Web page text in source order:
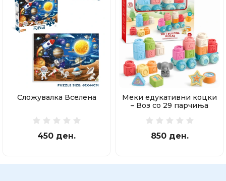
Сложувалка Вселена
450 ден.
Меки едукативни коцки
– Воз со 29 парчиња
850 ден.